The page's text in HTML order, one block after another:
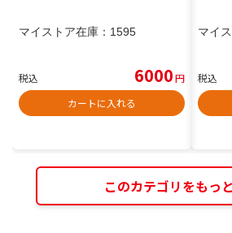
マイストア在庫： 1595
税込 6000円
カートに入れる
マイ
税込
このカテゴリをもっ